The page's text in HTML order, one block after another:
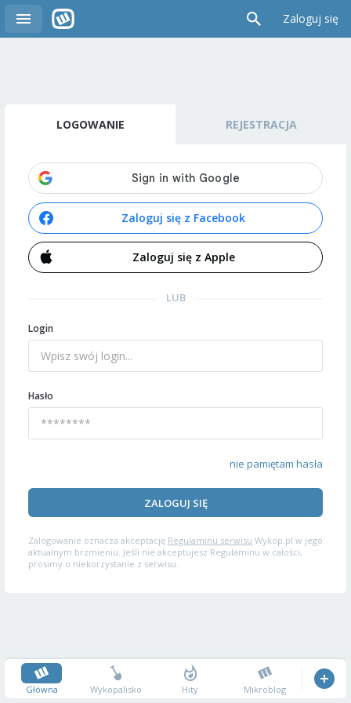
Zaloguj się
LOGOWANIE REJESTRACJA
Zaloguj się z Facebook
Zaloguj się z Apple
LUB
Login
Hasło
nie pamiętam hasła
ZALOGUJ SIĘ
Zalogowanie oznacza akceptację Regulaminu serwisu Wykop.pl w jego
aktualnym brzmieniu. Jeśli nie akceptujesz Regulaminu w całości,
prosimy o niekorzystanie z serwisu.
Główna Wykopalisko Hity Mikroblog